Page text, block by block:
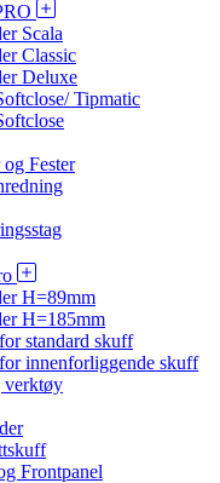
Scala
Classic
Deluxe
Tipmatic
Fester
H=89mm
H=185mm
standard skuff
innenforliggende skuff
verktøy
Frontpanel